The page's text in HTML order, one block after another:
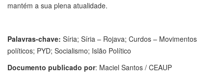
mantém a sua plena atualidade.
Palavras-chave: Síria; Síria – Rojava; Curdos – Movimentos
políticos; PYD; Socialismo; Islão Político
Documento publicado por: Maciel Santos / CEAUP